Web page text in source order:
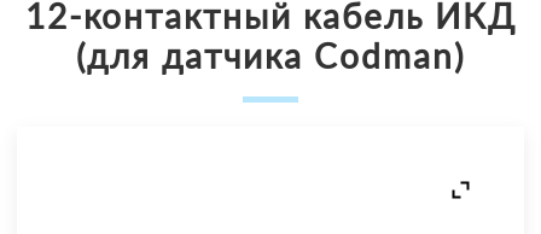
12-контактный кабель ИКД
(для датчика Codman)